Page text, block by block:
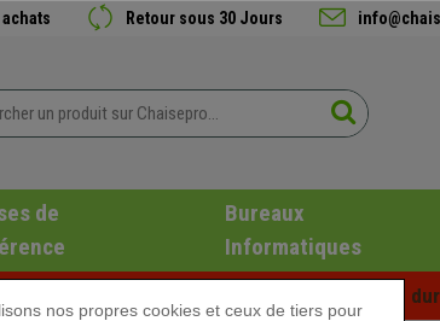
Retour sous 30 Jours
de
Bureaux
Informatiques
! Des réductions exclusives pour une
nos propres cookies et ceux de tiers pour